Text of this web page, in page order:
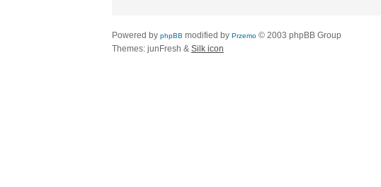
Powered by phpBB modified by Przemo © 2003 phpBB Group
Themes: junFresh & Silk icon